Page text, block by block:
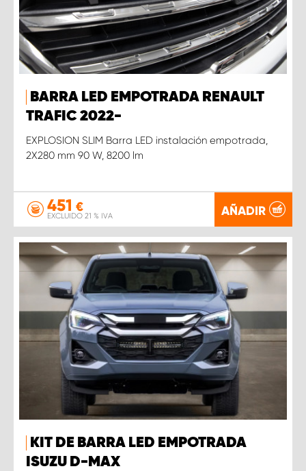
BARRA LED EMPOTRADA RENAULT
TRAFIC 2022-
EXPLOSION SLIM Barra LED instalación empotrada,
2X280 mm 90 W, 8200 lm
451 €
EXCLUIDO 21 % IVA AÑADIR
KIT DE BARRA LED EMPOTRADA
ISUZU D-MAX